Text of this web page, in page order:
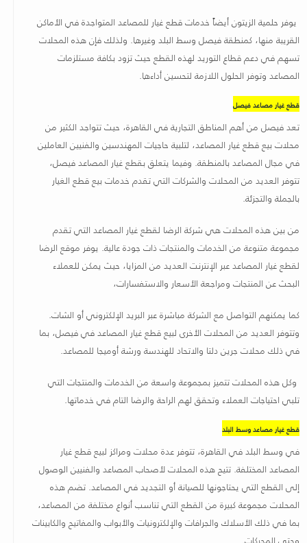
يوفر حلمية الزيتون أيضاً خدمات قطع غيار للمصاعد المتواجدة في الأماكن
القريبة منها، كمنطقة فيصل وسط البلد وغيرها. ولذلك فإن هذه المحلات
تسهم في دعم قطاع التوريد لهذه القطع حيث تزود بكافة مستلزمات
المصاعد وتوفر الحلول اللازمة لتحسين أداءها.
قطع غيار مصاعد فيصل
تعد فيصل من أهم المناطق التجارية في القاهرة، حيث تتواجد الكثير من
محلات بيع قطع غيار المصاعد، لتلبية حاجيات المهندسين والفنيين العاملين
في مجال المصاعد بالمنطقة. وفيما يتعلق بقطع غيار المصاعد فيصل،
تتوفر العديد من المحلات والشركات التي تقدم خدمات بيع قطع الغيار
بالجملة والتجزئة.
من بين هذه المحلات هي شركة الرضا لقطع غيار المصاعد التي تقدم
مجموعة متنوعة من الخدمات والمنتجات ذات جودة عالية. يوفر موقع الرضا
لقطع غيار المصاعد عبر الإنترنت العديد من المزايا، حيث يمكن للعملاء
البحث عن المنتجات ومراجعة الأسعار والاستفسارات،
كما يمكنهم التواصل مع الشركة مباشرة عبر البريد الإلكتروني أو الشات.
وتتوفر العديد من المحلات الأخرى لبيع قطع غيار المصاعد في فيصل، بما
في ذلك محلات جرين دلتا والاتحاد للهندسة ورشة أوميجا للمصاعد.
وكل هذه المحلات تتميز بمجموعة واسعة من الخدمات والمنتجات التي
تلبي احتياجات العملاء وتحقق لهم الراحة والرضا التام في خدماتها.
قطع غيار مصاعد وسط البلد
في وسط البلد في القاهرة، تتوفر عدة محلات ومراكز لبيع قطع غيار
المصاعد المختلفة. تتيح هذه المحلات لأصحاب المصاعد والفنيين الوصول
إلى القطع التي يحتاجونها للصيانة أو التجديد في المصاعد. تضم هذه
المحلات مجموعة كبيرة من القطع التي تناسب أنواع مختلفة من المصاعد،
بما في ذلك الأسلاك والجرافات والإلكترونيات والأبواب والمفاتيح والكابينات